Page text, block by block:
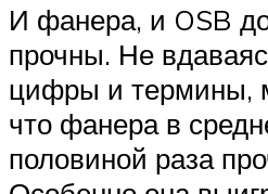
И фанера, и OSB
прочны. Не
цифры и термины,
что фанера в
половиной раза